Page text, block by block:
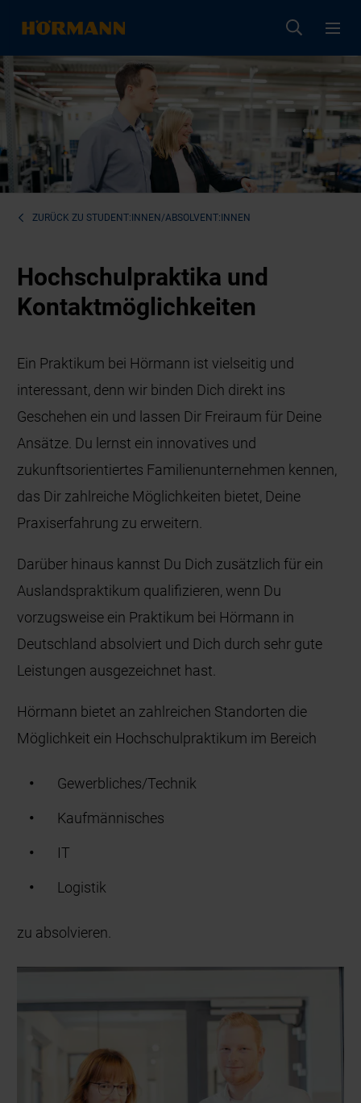
ZURÜCK ZU STUDENT:INNEN/ABSOLVENT:INNEN
Hochschulpraktika und
Kontaktmöglichkeiten
Ein Praktikum bei Hörmann ist vielseitig und
interessant, denn wir binden Dich direkt ins
Geschehen ein und lassen Dir Freiraum für Deine
Ansätze. Du lernst ein innovatives und
zukunftsorientiertes Familienunternehmen kennen,
das Dir zahlreiche Möglichkeiten bietet, Deine
Praxiserfahrung zu erweitern.
Darüber hinaus kannst Du Dich zusätzlich für ein
Auslandspraktikum qualifizieren, wenn Du
vorzugsweise ein Praktikum bei Hörmann in
Deutschland absolviert und Dich durch sehr gute
Leistungen ausgezeichnet hast.
Hörmann bietet an zahlreichen Standorten die
Möglichkeit ein Hochschulpraktikum im Bereich
Gewerbliches/Technik
Kaufmännisches
IT
Logistik
zu absolvieren.